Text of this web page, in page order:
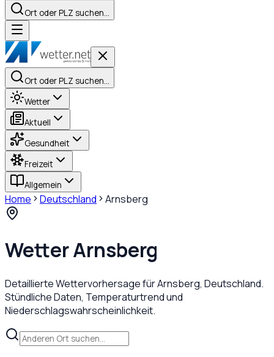
Ort oder PLZ suchen…
Ort oder PLZ suchen…
Wetter
Aktuell
Gesundheit
Freizeit
Allgemein
Home Deutschland Arnsberg
WetterArnsberg
Detaillierte Wettervorhersage fürArnsberg, Deutschland.
Stündliche Daten, Temperaturtrend und
Niederschlagswahrscheinlichkeit.